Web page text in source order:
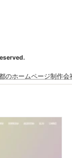
のホームページ制作会